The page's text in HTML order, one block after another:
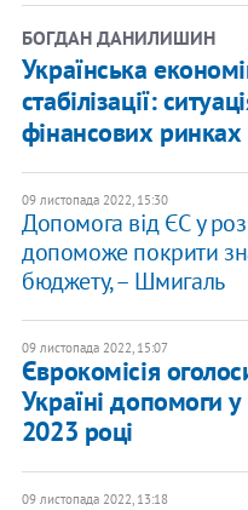
БОГДАН ДАНИЛИШИН
Українська
стабілізації:
фінансових ринках
09 листопада 2022, 15:30
Допомога від ЄС у
допоможе покрити
бюджету, – Шмигаль
09 листопада 2022, 15:07
Єврокомісія
Україні допомоги
2023 році
09 листопада 2022, 13:18